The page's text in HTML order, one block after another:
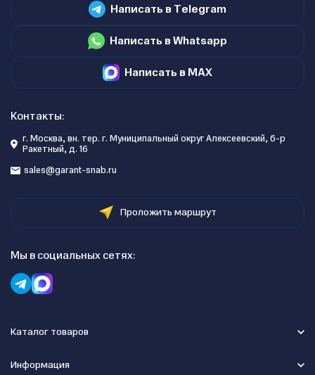
Написать в Telegram
Написать в Whatsapp
Написать в MAX
Контакты:
г. Москва, вн. тер. г. Муниципальный округ Алексеевский, б-р
Ракетный, д. 16
sales@garant-snab.ru
Проложить маршрут
Мы в социальных сетях:
Каталог товаров
Информация